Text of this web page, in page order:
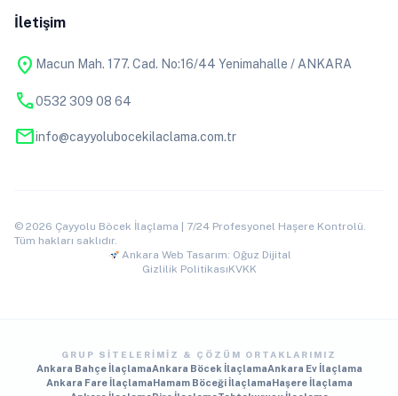
İletişim
location_on Macun Mah. 177. Cad. No:16/44 Yenimahalle / ANKARA
phone0532 309 08 64
mailinfo@cayyolubocekilaclama.com.tr
© 2026 Çayyolu Böcek İlaçlama | 7/24 Profesyonel Haşere Kontrolü.
Tüm hakları saklıdır.
Ankara Web Tasarım: Oğuz Dijital
Gizlilik PolitikasıKVKK
GRUP SITELERIMIZ & ÇÖZÜM ORTAKLARIMIZ
Ankara Bahçe İlaçlamaAnkara Böcek İlaçlamaAnkara Ev İlaçlama
Ankara Fare İlaçlamaHamam Böceği İlaçlamaHaşere İlaçlama